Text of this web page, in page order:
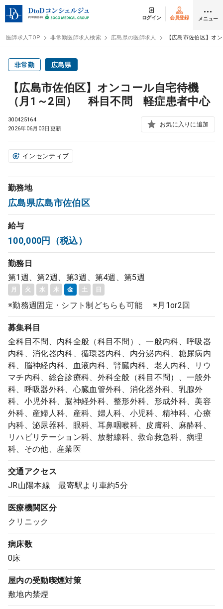
ログイン 会員登録 メニュー
医師求人
常勤検索 転職
非常勤検索 アルバイト
DtoDの転職・アルバイト支援
コンサルタント
成功事例
転職ノウハウ
0120-337-613
クリニック開業
DtoDとは
お問合せ
採用をお考えの医療機関の方
医師求人TOP 非常勤医師求人検索 広島県の医師求人 【広島市佐伯区】
非常勤 広島県
【広島市佐伯区】オンコール自宅待機
（月1～2回） 科目不問 軽症患者中心
300425164
2026年06月03日更新
お気に入りに追加
インセンティブ
勤務地
広島県広島市佐伯区
給与
100,000円（税込）
勤務日
第1週、第2週、第3週、第4週、第5週
月 火 水 木 金 土 日
※勤務週固定・シフト制どちらも可能 ※月1or2回
募集科目
全科目不問、内科全般（科目不問）、一般内科、呼吸器
内科、消化器内科、循環器内科、内分泌内科、糖尿病内
科、脳神経内科、血液内科、腎臓内科、老人内科、リウ
マチ内科、総合診療科、外科全般（科目不問）、一般外
科、呼吸器外科、心臓血管外科、消化器外科、乳腺外
科、小児外科、脳神経外科、整形外科、形成外科、美容
外科、産婦人科、産科、婦人科、小児科、精神科、心療
内科、泌尿器科、眼科、耳鼻咽喉科、皮膚科、麻酔科、
リハビリテーション科、放射線科、救命救急科、病理
科、その他、産業医
交通アクセス
JR山陽本線 最寄駅より車約5分
医療機関区分
クリニック
病床数
0床
屋内の受動喫煙対策
敷地内禁煙